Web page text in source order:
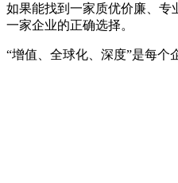
如果能找到一家质优价廉、专
一家企业的正确选择。
“增值、全球化、深度”是每个